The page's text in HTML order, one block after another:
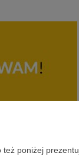
poniżej